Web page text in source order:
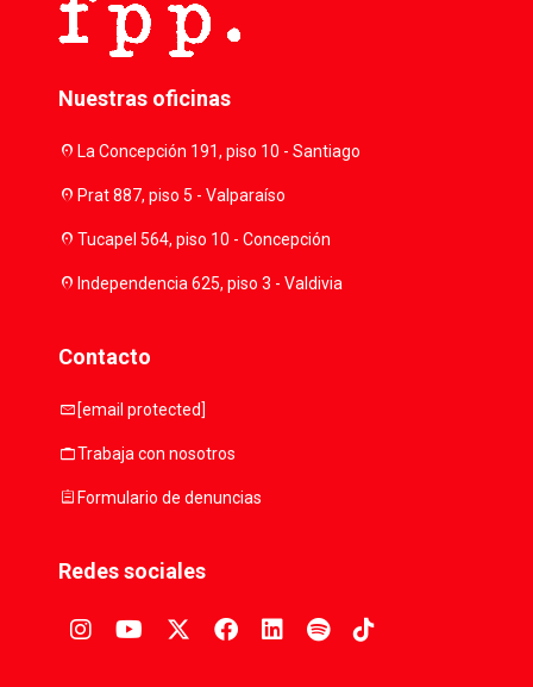
Nuestras oficinas
location_onLa Concepción 191, piso 10 - Santiago
location_onPrat 887, piso 5 - Valparaíso
location_onTucapel 564, piso 10 - Concepción
location_onIndependencia 625, piso 3 - Valdivia
Contacto
mail [email protected]
workTrabaja con nosotros
assignmentFormulario de denuncias
Redes sociales